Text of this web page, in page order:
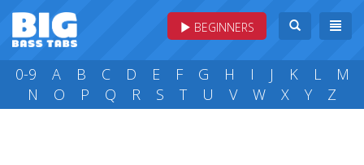
BEGINNERS
0-9 A B C D E F G H I J K L
M
N
O P Q R S T U V W X Y Z